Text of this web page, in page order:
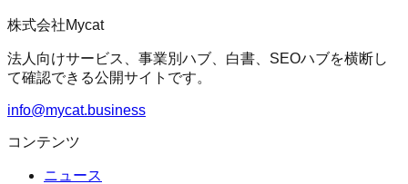
株式会社Mycat
法人向けサービス、事業別ハブ、白書、SEOハブを横断し
て確認できる公開サイトです。
info@mycat.business
コンテンツ
ニュース